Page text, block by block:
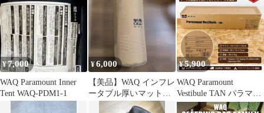
¥7,000
WAQ Paramount Inner
Tent WAQ-PDM1-1
¥6,000
【美品】WAQ インフレ
ータブル厚いマット
シングル アウトドア キ
¥5,900
WAQ Paramount
Vestibule TAN パラマウ
ントベスティブル